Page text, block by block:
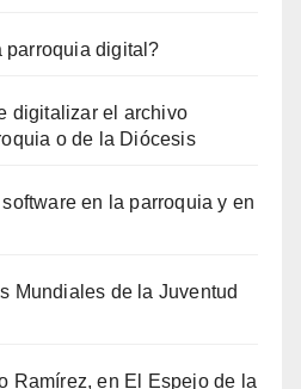
parroquia digital?
digitalizar el archivo
o de la Diócesis
en la parroquia y en
Mundiales de la Juventud
Ramírez, en El Espejo de la